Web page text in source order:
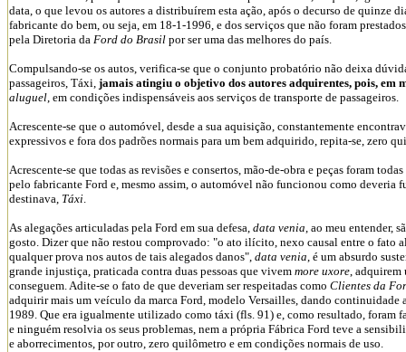
data, o que levou os autores a distribuírem esta ação, após o decurso de quinze
fabricante do bem, ou seja, em 18-1-1996, e dos serviços que não foram
pela Diretoria da Ford do Brasil por ser uma das melhores do país.
Compulsando-se os autos, verifica-se que o conjunto probatório não deixa
passageiros, Táxi, jamais atingiu o objetivo dos autores adquirentes, pois, em
aluguel, em condições indispensáveis aos serviços de transporte de passageiros.
Acrescente-se que o automóvel, desde a sua aquisição, constantemente
expressivos e fora dos padrões normais para um bem adquirido, repita-se, zero
Acrescente-se que todas as revisões e consertos, mão-de-obra e peças foram
pelo fabricante Ford e, mesmo assim, o automóvel não funcionou como deveria
destinava, Táxi.
As alegações articuladas pela Ford em sua defesa, data venia, ao meu entender,
gosto. Dizer que não restou comprovado: "o ato ilícito, nexo causal entre o fato
qualquer prova nos autos de tais alegados danos", data venia, é um absurdo
grande injustiça, praticada contra duas pessoas que vivem more uxore, adquirem
conseguem. Adite-se o fato de que deveriam ser respeitadas como Clientes da
adquirir mais um veículo da marca Ford, modelo Versailles, dando continuidade
1989. Que era igualmente utilizado como táxi (fls. 91) e, como resultado, foram
e ninguém resolvia os seus problemas, nem a própria Fábrica Ford teve a
e aborrecimentos, por outro, zero quilômetro e em condições normais de uso.